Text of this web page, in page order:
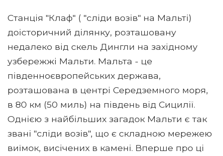
Станція "Клаф" ( "сліди возів" на Мальті)
доісторичний ділянку, розташовану
недалеко від скель Дингли на західному
узбережжі Мальти. Мальта - це
південноєвропейських держава,
розташована в центрі Середземного моря,
в 80 км (50 миль) на південь від Сицилії.
Однією з найбільших загадок Мальти є так
звані "сліди возів", що є складною мережею
виїмок, висічених в камені. Вперше про ці